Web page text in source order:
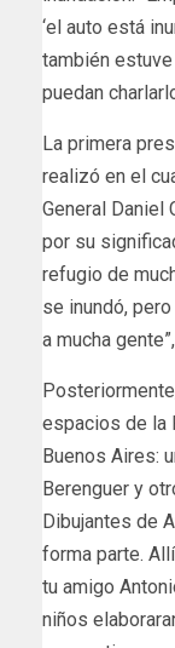
‘el auto está
también estuve
puedan
La primera
realizó en el
General Daniel
por su
refugio de
se inundó,
a mucha
espacios de la
Buenos Aires:
Berenguer y
Dibujantes de
forma parte.
tu amigo
niños